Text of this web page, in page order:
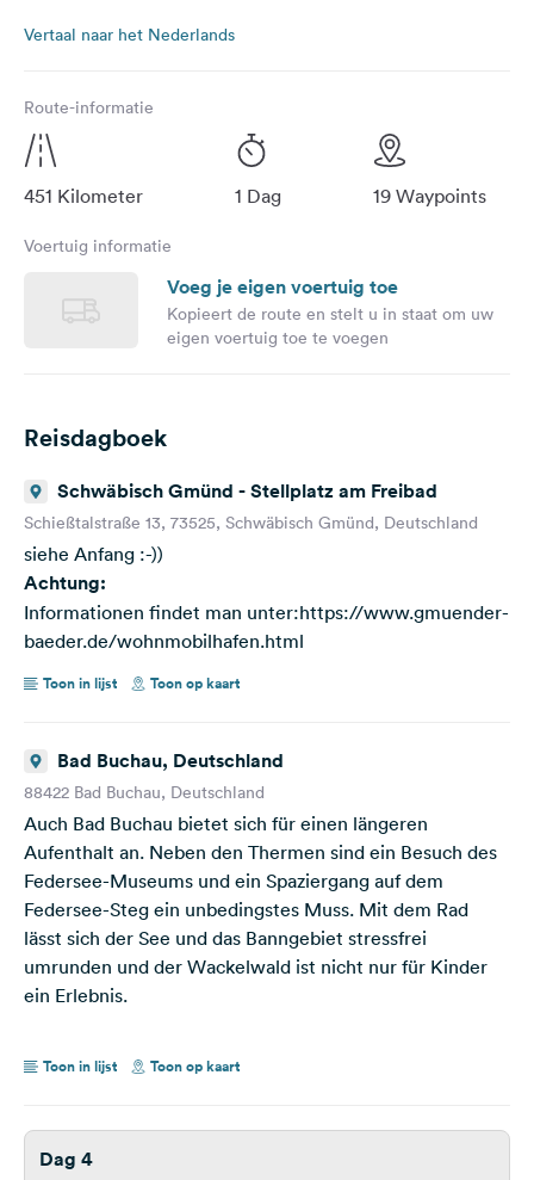
Facebook
aus welcher Ecke man kommt, jeder findet etwas, das
deshalb auch so viele Tourenvorschläge - jetzt halt noch
einen neuen ;-)). Ich habe dabei versucht, große Straßen
soweit es geht zu vermeiden.
Vertaal naar het Nederlands
Route-informatie
451 Kilometer 1 Dag 19 Waypoints
Voertuig informatie
Voeg je eigen voertuig toe
Kopieert de route en stelt u in staat om uw
eigen voertuig toe te voegen
Reisdagboek
Schwäbisch Gmünd - Stellplatz am Freibad
Schießtalstraße 13, 73525, Schwäbisch Gmünd, Deutschland
siehe Anfang :-))
Achtung:
Informationen findet man unter:https://www.gmuender-
baeder.de/wohnmobilhafen.html
Toon in lijst Toon op kaart
Bad Buchau, Deutschland
88422 Bad Buchau, Deutschland
Auch Bad Buchau bietet sich für einen längeren
Aufenthalt an. Neben den Thermen sind ein Besuch des
Federsee-Museums und ein Spaziergang auf dem
Federsee-Steg ein unbedingstes Muss. Mit dem Rad
lässt sich der See und das Banngebiet stressfrei
umrunden und der Wackelwald ist nicht nur für Kinder
ein Erlebnis.
Toon in lijst Toon op kaart
Dag 4